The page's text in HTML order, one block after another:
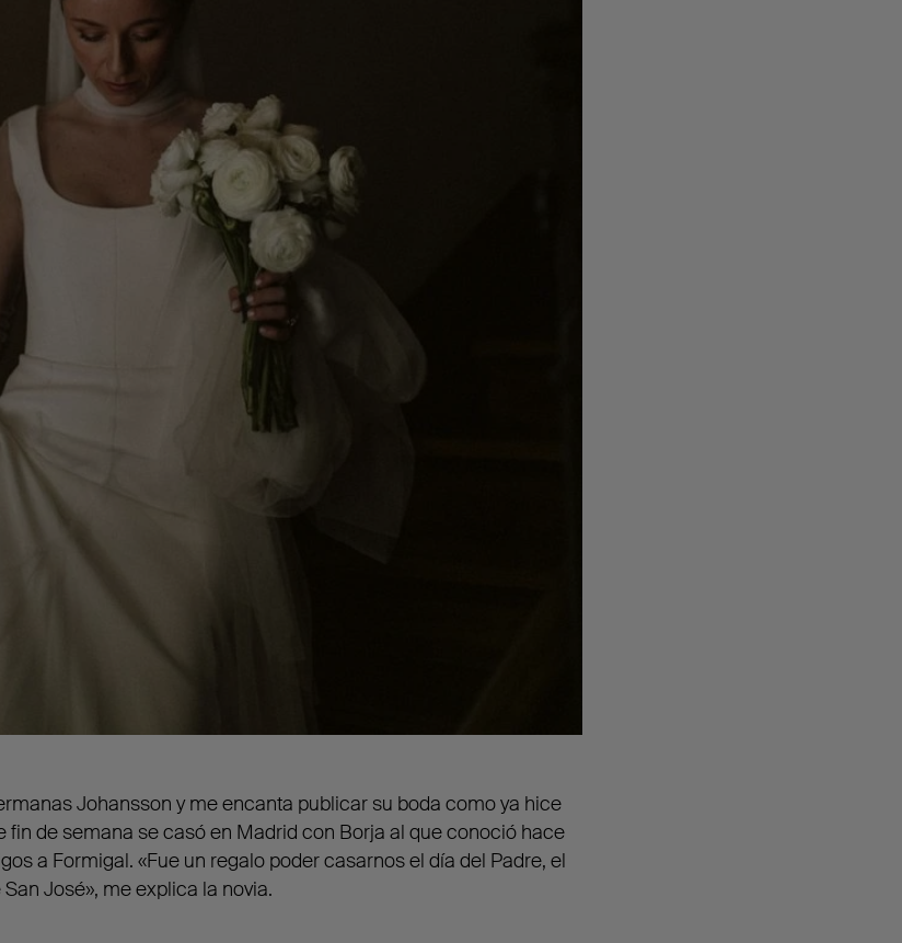
Johansson y me encanta publicar su boda como ya hice
fin de semana se casó en Madrid con Borja al que conoció hace
a Formigal. «Fue un regalo poder casarnos el día del Padre, el
José», me explica la novia.